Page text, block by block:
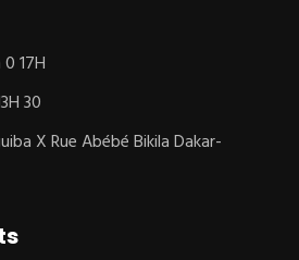
17H
30
X Rue Abébé Bikila Dakar-